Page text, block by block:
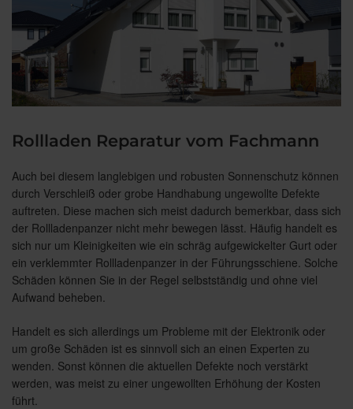
Rollladen Reparatur vom Fachmann
Auch bei diesem langlebigen und robusten Sonnenschutz können
durch Verschleiß oder grobe Handhabung ungewollte Defekte
auftreten. Diese machen sich meist dadurch bemerkbar, dass sich
der Rollladenpanzer nicht mehr bewegen lässt. Häufig handelt es
sich nur um Kleinigkeiten wie ein schräg aufgewickelter Gurt oder
ein verklemmter Rollladenpanzer in der Führungsschiene. Solche
Schäden können Sie in der Regel selbstständig und ohne viel
Aufwand beheben.
Handelt es sich allerdings um Probleme mit der Elektronik oder
um große Schäden ist es sinnvoll sich an einen Experten zu
wenden. Sonst können die aktuellen Defekte noch verstärkt
werden, was meist zu einer ungewollten Erhöhung der Kosten
führt.